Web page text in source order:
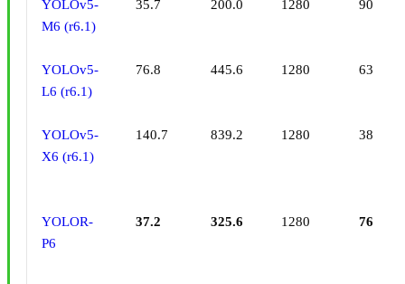
YOLOv5-
M6 (r6.1)
35.7 200.0 1280 90
YOLOv5-
L6 (r6.1)
76.8 445.6 1280 63
YOLOv5-
X6 (r6.1)
140.7 839.2 1280 38
YOLOR-
P6
37.2 325.6 1280 76